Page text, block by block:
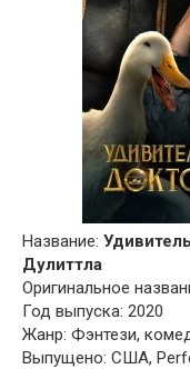
Название:
Дулиттла
Оригинальное
Год выпуска: 2020
Жанр: Фэнтези,
Выпущено: США,